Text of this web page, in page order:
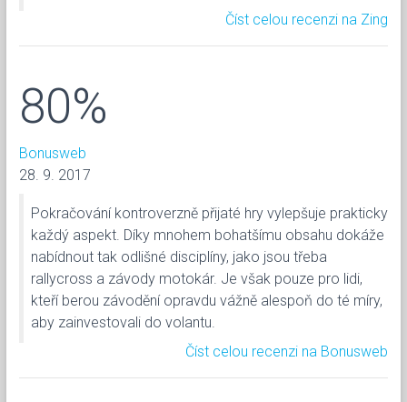
Číst celou recenzi na Zing
80%
Bonusweb
28. 9. 2017
Pokračování kontroverzně přijaté hry vylepšuje prakticky
každý aspekt. Díky mnohem bohatšímu obsahu dokáže
nabídnout tak odlišné disciplíny, jako jsou třeba
rallycross a závody motokár. Je však pouze pro lidi,
kteří berou závodění opravdu vážně alespoň do té míry,
aby zainvestovali do volantu.
Číst celou recenzi na Bonusweb